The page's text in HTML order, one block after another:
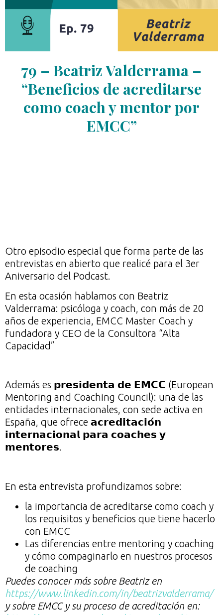
79 – Beatriz Valderrama –
“Beneficios de acreditarse
como coach y mentor por
EMCC”
Otro episodio especial que forma parte de las
entrevistas en abierto que realicé para el 3er
Aniversario del Podcast.
En esta ocasión hablamos con Beatriz
Valderrama: psicóloga y coach, con más de 20
años de experiencia, EMCC Master Coach y
fundadora y CEO de la Consultora “Alta
Capacidad”⁣
Además es 𝗽𝗿𝗲𝘀𝗶𝗱𝗲𝗻𝘁𝗮 𝗱𝗲 𝗘𝗠𝗖𝗖 (European
Mentoring and Coaching Council): una de las
entidades internacionales, con sede activa en
España, que ofrece 𝗮𝗰𝗿𝗲𝗱𝗶𝘁𝗮𝗰𝗶𝗼́𝗻
𝗶𝗻𝘁𝗲𝗿𝗻𝗮𝗰𝗶𝗼𝗻𝗮𝗹 𝗽𝗮𝗿𝗮 𝗰𝗼𝗮𝗰𝗵𝗲𝘀 𝘆
𝗺𝗲𝗻𝘁𝗼𝗿𝗲𝘀.⁣⁣
En esta entrevista profundizamos sobre:
la importancia de acreditarse como coach y
los requisitos y beneficios que tiene hacerlo
con EMCC
Las diferencias entre mentoring y coaching
y cómo compaginarlo en nuestros procesos
de coaching
Puedes conocer más sobre Beatriz en
https://www.linkedin.com/in/beatrizvalderrama/
y sobre EMCC y su proceso de acreditación en: